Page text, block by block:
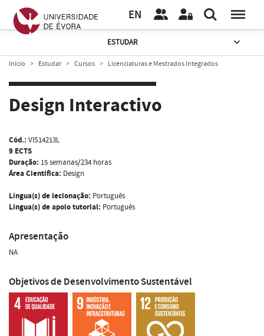
EN
ESTUDAR
Início Estudar Cursos Licenciaturas e Mestrados Integrados
Design Interactivo
Cód.: VIS14213L
9 ECTS
Duração: 15 semanas/234 horas
Área Científica: Design
Língua(s) de lecionação: Português
Língua(s) de apoio tutorial: Português
Apresentação
NA
Objetivos de Desenvolvimento Sustentável